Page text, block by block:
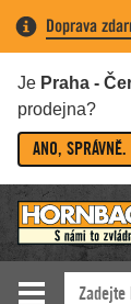
Doprava
Je Praha -
prodejna?
ANO, SPRÁVNĚ.